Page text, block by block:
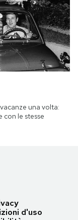
una volta:
con le stesse
d'uso